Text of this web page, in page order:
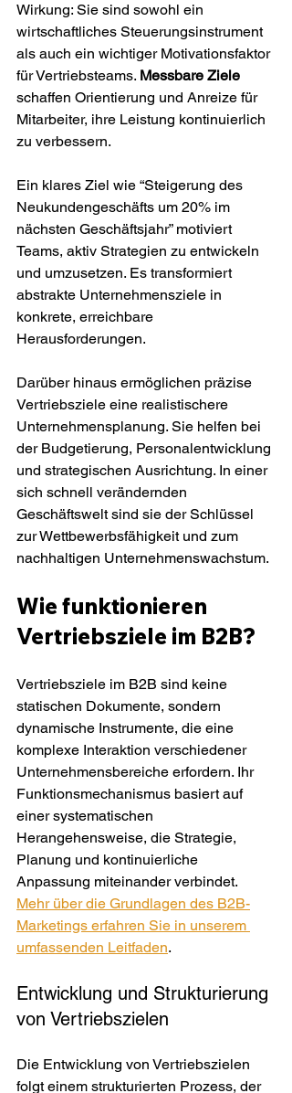
Wirkung: Sie sind sowohl ein
wirtschaftliches Steuerungsinstrument
als auch ein wichtiger Motivationsfaktor
für Vertriebsteams. Messbare Ziele
schaffen Orientierung und Anreize für
Mitarbeiter, ihre Leistung kontinuierlich
zu verbessern.
Ein klares Ziel wie “Steigerung des
Neukundengeschäfts um 20% im
nächsten Geschäftsjahr” motiviert
Teams, aktiv Strategien zu entwickeln
und umzusetzen. Es transformiert
abstrakte Unternehmensziele in
konkrete, erreichbare
Herausforderungen.
Darüber hinaus ermöglichen präzise
Vertriebsziele eine realistischere
Unternehmensplanung. Sie helfen bei
der Budgetierung, Personalentwicklung
und strategischen Ausrichtung. In einer
sich schnell verändernden
Geschäftswelt sind sie der Schlüssel
zur Wettbewerbsfähigkeit und zum
nachhaltigen Unternehmenswachstum.
Wie funktionieren
Vertriebsziele im B2B?
Vertriebsziele im B2B sind keine
statischen Dokumente, sondern
dynamische Instrumente, die eine
komplexe Interaktion verschiedener
Unternehmensbereiche erfordern. Ihr
Funktionsmechanismus basiert auf
einer systematischen
Herangehensweise, die Strategie,
Planung und kontinuierliche
Anpassung miteinander verbindet.
Mehr über die Grundlagen des B2B-
Marketings erfahren Sie in unserem
umfassenden Leitfaden.
Entwicklung und Strukturierung
von Vertriebszielen
Die Entwicklung von Vertriebszielen
folgt einem strukturierten Prozess, der